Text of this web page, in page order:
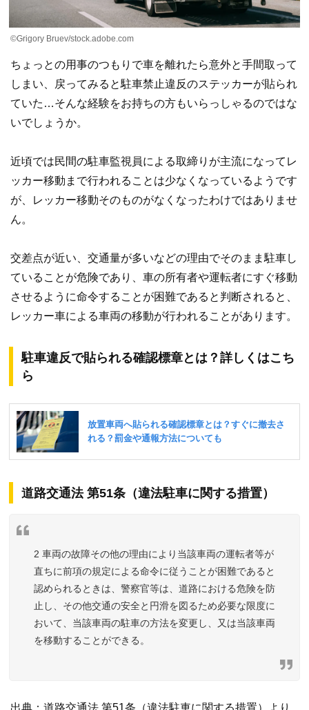
©Grigory Bruev/stock.adobe.com
ちょっとの用事のつもりで車を離れたら意外と手間取って
しまい、戻ってみると駐車禁止違反のステッカーが貼られ
ていた…そんな経験をお持ちの方もいらっしゃるのではな
いでしょうか。
近頃では民間の駐車監視員による取締りが主流になってレ
ッカー移動まで行われることは少なくなっているようです
が、レッカー移動そのものがなくなったわけではありませ
ん。
交差点が近い、交通量が多いなどの理由でそのまま駐車し
ていることが危険であり、車の所有者や運転者にすぐ移動
させるように命令することが困難であると判断されると、
レッカー車による車両の移動が行われることがあります。
駐車違反で貼られる確認標章とは？詳しくはこち
ら
道路交通法 第51条（違法駐車に関する措置）
2 車両の故障その他の理由により当該車両の運転者等が
直ちに前項の規定による命令に従うことが困難であると
認められるときは、警察官等は、道路における危険を防
止し、その他交通の安全と円滑を図るため必要な限度に
おいて、当該車両の駐車の方法を変更し、又は当該車両
を移動することができる。
出典：道路交通法 第51条（違法駐車に関する措置）より